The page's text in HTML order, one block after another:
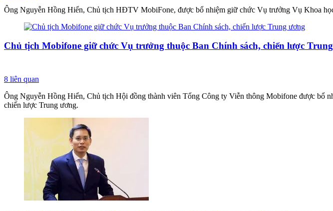
Ông Nguyễn Hồng Hiển, Chủ tịch HĐTV MobiFone, được bổ nhiệm giữ chức Vụ trưởng Vụ Khoa
Chủ tịch Mobifone giữ chức Vụ trưởng thuộc Ban Chính sách, chiến lược
8 liên quan
Ông Nguyễn Hồng Hiển, Chủ tịch Hội đồng thành viên Tổng Công ty Viễn thông Mobifone được bổ
chiến lược Trung ương.